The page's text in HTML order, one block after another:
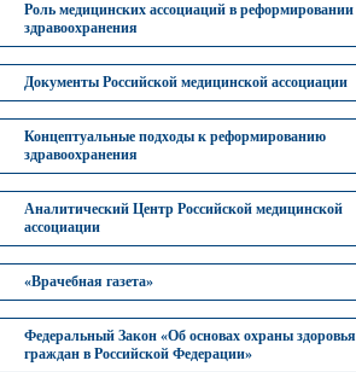
Роль медицинских ассоциаций в реформировании
здравоохранения
Документы Российской медицинской ассоциации
Концептуальные подходы к реформированию
здравоохранения
Аналитический Центр Российской медицинской
ассоциации
«Врачебная газета»
Федеральный Закон «Об основах охраны здоровья
граждан в Российской Федерации»